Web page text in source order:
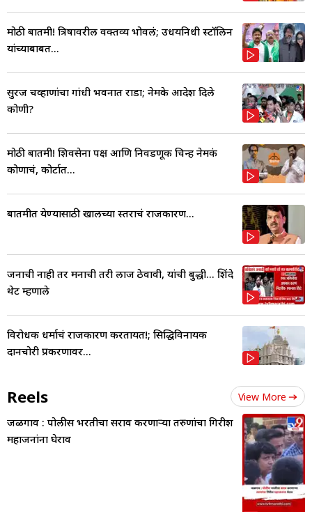
मोठी बातमी! त्रिषावरील वक्तव्य भोवलं; उधयनिधी स्टॉलिन
यांच्याबाबत...
सुरज चव्हाणांचा गांधी भवनात राडा; नेमके आदेश दिले
कोणी?
मोठी बातमी! शिवसेना पक्ष आणि निवडणूक चिन्ह नेमकं
कोणाचं, कोर्टात...
बातमीत येण्यासाठी खालच्या स्तराचं राजकारण...
जनाची नाही तर मनाची तरी लाज ठेवावी, यांची बुद्धी... शिंदे
थेट म्हणाले
विरोधक धर्माचं राजकारण करतायत!; सिद्धिविनायक
दानचोरी प्रकरणावर...
Reels View More
जळगाव : पोलीस भरतीचा सराव करणाऱ्या तरुणांचा गिरीश
महाजनांना घेराव